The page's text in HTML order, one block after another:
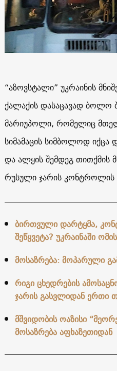
“აზოვსტალი” უკრაინის
ქალაქის დასაცავად ბოლო
მარიუპოლი, რომელიც
სიმამაცის სიმბოლოდ იქცა
და ალყის შემდეგ თითქმის
რუსული ჯარის კონტროლის
ბირთვული დარტყმა,
შეწყვეტა? უკრაინაში
მოსაზრება: მოპარული
რიგი ცხედრების
ჯარის გასვლიდან ერთი
მშვიდობის ოაზისი
მოსაზრება აფხაზეთიდან